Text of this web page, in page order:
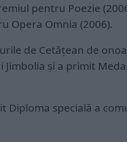
pentru Poezie
Opera Omnia (2006).
de Cetăţean de
Jimbolia şi a primit
Diploma specială a